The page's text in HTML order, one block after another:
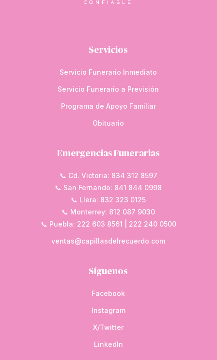
CONFIABLE
Servicios
Servicio Funerario Inmediato
Servicio Funerario a Previsión
Programa de Apoyo Familiar
Obituario
Emergencias Funerarias
📞 Cd. Victoria: 834 312 8597
📞 San Fernando: 841 844 0998
📞 Llera: 832 323 0125
📞 Monterrey: 812 087 9030
📞 Puebla: 222 603 8561 | 222 240 0500
ventas@capillasdelrecuerdo.com
Síguenos
Facebook
Instagram
X/Twitter
LinkedIn